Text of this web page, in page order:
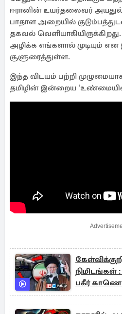
ஈரானின் உயர்தலைவர்
பாதாள அறையில்
தகவல்
அழிக்க எங்களால் முடியும்
சூளுரைத்துள்ள.
இந்த விடயம் பற்றி
தமிழின் இன்றைய ‘உண்மையின்
நிமிடங்கள்
பகீர்